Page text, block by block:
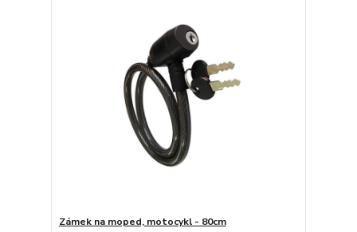
Zámek na moped, motocykl - 80cm